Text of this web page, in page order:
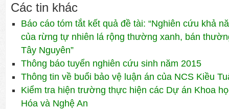
Các tin khác
Báo cáo tóm tắt kết quả đề tài: “Nghiên cứu khả
của rừng tự nhiên lá rộng thường xanh, bán
Tây Nguyên”
Thông báo tuyển nghiên cứu sinh năm 2015
Thông tin về buổi bảo vệ luận án của NCS Kiều
Kiểm tra hiện trường thực hiện các Dự án Khoa
Hóa và Nghệ An